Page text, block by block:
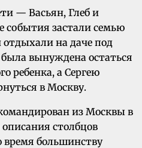
— Васьян, Глеб и
застали семью
на даче под
вынуждена остаться
ребенка, а Сергею
в Москву.
из Москвы в
столбцов
время большинству